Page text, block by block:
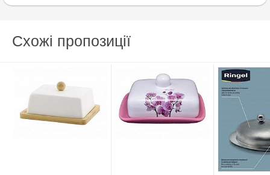
Схожі пропозиції